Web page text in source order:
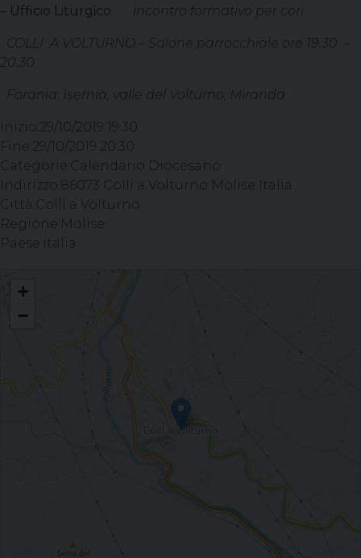
– Ufficio Liturgico , incontro formativo per cori
COLLI A VOLTURNO – Salone parrocchiale ore 19,30 –
20.30
Forania: Isernia, valle del Volturno, Miranda
Inizio: 29/10/2019 19:30
Fine: 29/10/2019 20:30
Categorie: Calendario Diocesano
Indirizzo: 86073 Colli a Volturno Molise Italia
Città: Colli a Volturno
Regione: Molise
Paese: Italia
- Ufficio Liturgico, incontro formativo per cori COLLI A VOLTURNO - Salone
parrocchiale ore 19,30 - 20.30 Forania: Isernia, valle del Volturno, Miranda
+
−